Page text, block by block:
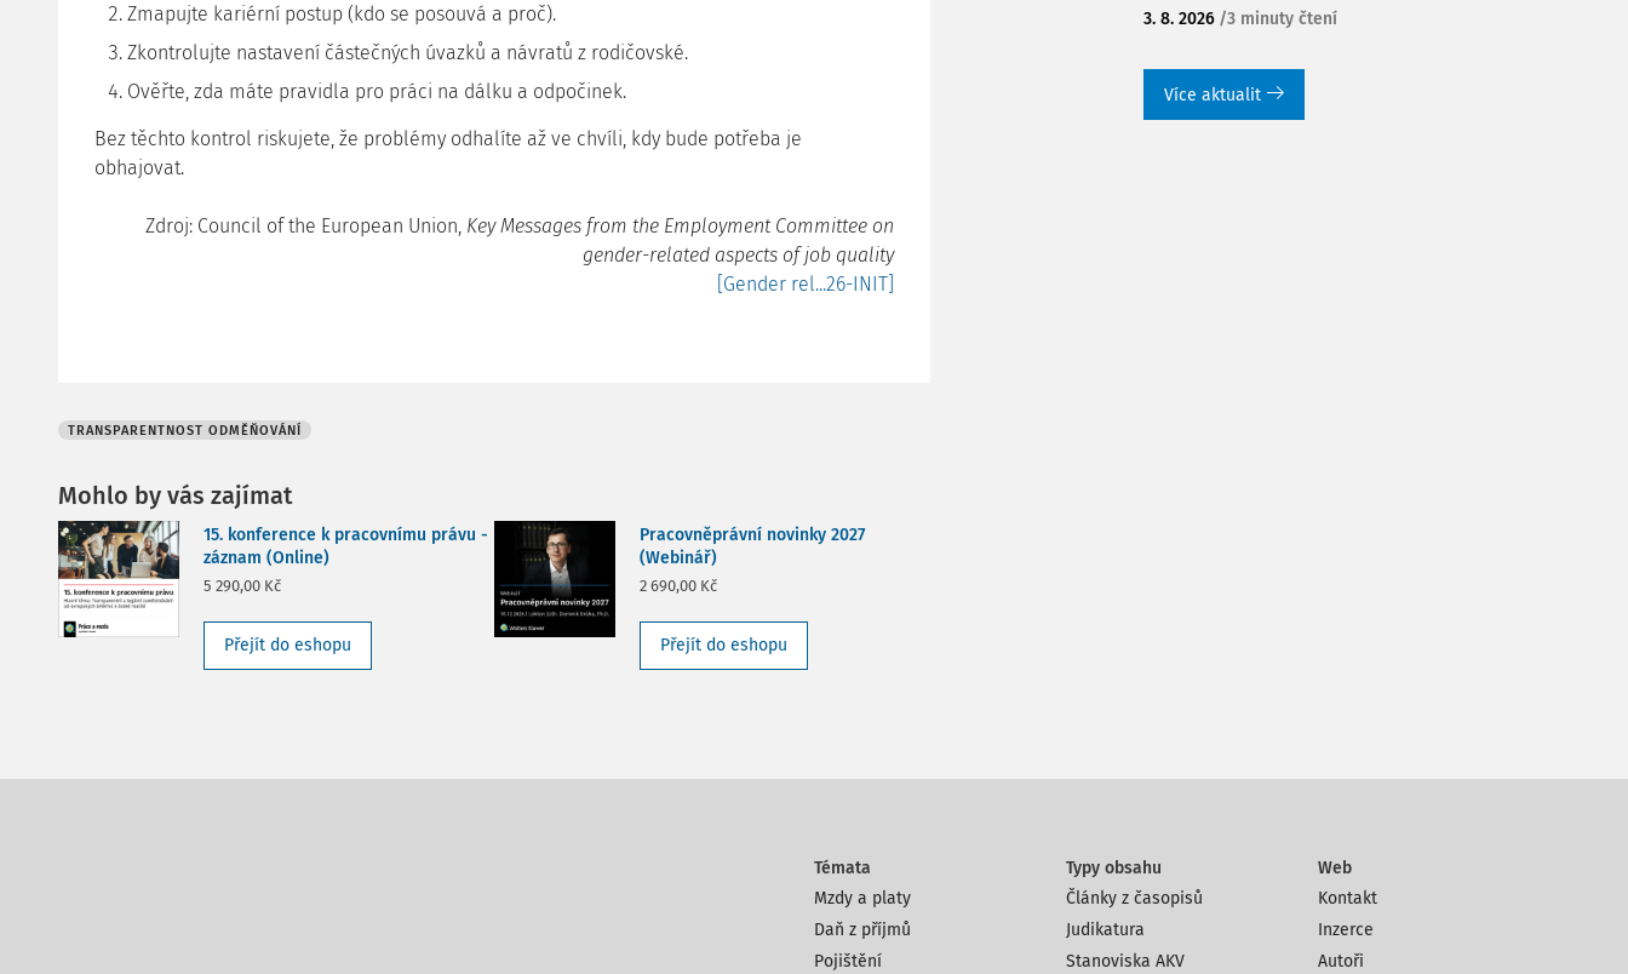
Zmapujte kariérní postup (kdo se posouvá a proč).
Zkontrolujte nastavení částečných úvazků a návratů z rodičovské.
Ověřte, zda máte pravidla pro práci na dálku a odpočinek.
Bez těchto kontrol riskujete, že problémy odhalíte až ve chvíli, kdy bude potřeba je
obhajovat.
Zdroj: Council of the European Union, Key Messages from the Employment Committee on
gender-related aspects of job quality
[Gender rel...26-INIT]
TRANSPARENTNOST ODMĚŇOVÁNÍ
Mohlo by vás zajímat
15. konference k pracovnímu právu -
záznam (Online)
5 290,00 Kč
Přejít do eshopu
Pracovněprávní novinky 2027
(Webinář)
2 690,00 Kč
Přejít do eshopu
3. 8. 2026 /3 minuty čtení
Více aktualit
Témata
Mzdy a platy
Daň z příjmů
Pojištění
Typy obsahu
Články z časopisů
Judikatura
Stanoviska AKV
Web
Kontakt
Inzerce
Autoři